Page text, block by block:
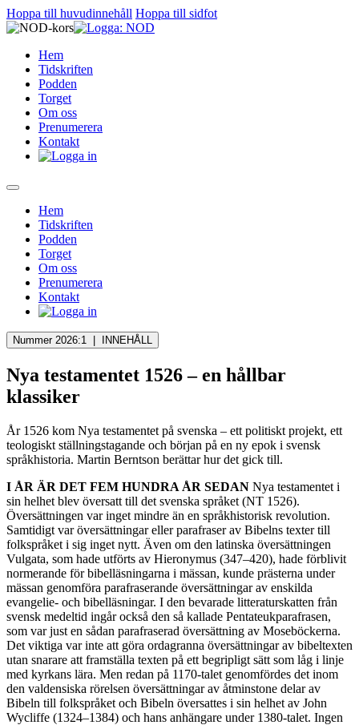
Hoppa till huvudinnehåll Hoppa till sidfot
Hem
Tidskriften
Podden
Torget
Om oss
Prenumerera
Kontakt
Hem
Tidskriften
Podden
Torget
Om oss
Prenumerera
Kontakt
Nummer 2026:1 | INNEHÅLL
Nya testamentet 1526 – en hållbar
klassiker
År 1526 kom Nya testamentet på svenska – ett politiskt projekt, ett
teologiskt ställningstagande och början på en ny epok i svensk
språkhistoria. Martin Berntson berättar hur det gick till.
I ÅR ÄR DET FEM HUNDRA ÅR SEDAN Nya testamentet i
sin helhet blev översatt till det svenska språket (NT 1526).
Översättningen var inget mindre än en språkhistorisk revolution.
Samtidigt var översättningar eller parafraser av Bibelns texter till
folkspråket i sig inget nytt. Även om den latinska översättningen
Vulgata, som hade utförts av Hieronymus (347–420), hade förblivit
normerande för bibelläsningarna i mässan, kunde prästerna under
mässan genomföra parafraserande översättningar av enskilda
evangelie- och bibelläsningar. I den bevarade litteraturskatten från
svensk medeltid ingår också den så kallade Pentateukparafrasen,
som var just en sådan parafraserad översättning av Moseböckerna.
Det viktiga var inte att göra ordagranna översättningar av bibeltexten
utan snarare att framställa texten på ett begripligt sätt som låg i linje
med kyrkans lära. Men redan på 1170-talet genomfördes det inom
den valdensiska rörelsen översättningar av åtminstone delar av
Bibeln till folkspråket och Bibeln översattes i sin helhet av John
Wycliffe (1324–1384) och hans anhängare under 1380-talet. Ingen